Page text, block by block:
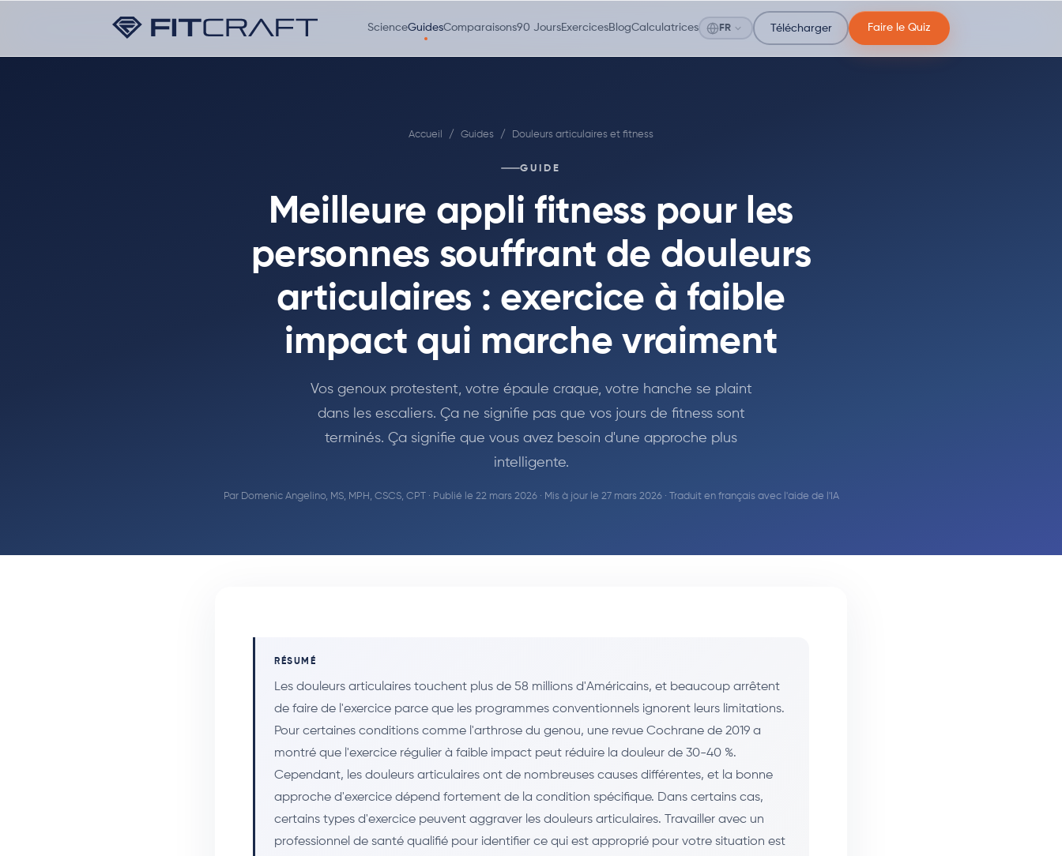
ScienceGuidesComparaisons90 JoursExercicesBlogCalculatrices FR Télécharger Faire le Quiz
Accueil / Guides / Douleurs articulaires et fitness
GUIDE
Meilleure appli fitness pour les
personnes souffrant de douleurs
articulaires : exercice à faible
impact qui marche vraiment
Vos genoux protestent, votre épaule craque, votre hanche se plaint
dans les escaliers. Ça ne signifie pas que vos jours de fitness sont
terminés. Ça signifie que vous avez besoin d'une approche plus
intelligente.
Par Domenic Angelino, MS, MPH, CSCS, CPT· Publié le 22 mars 2026 · Mis à jour le 27 mars 2026 · Traduit en français avec l'aide de l'IA
RÉSUMÉ
Les douleurs articulaires touchent plus de 58 millions d'Américains, et beaucoup arrêtent
de faire de l'exercice parce que les programmes conventionnels ignorent leurs limitations.
Pour certaines conditions comme l'arthrose du genou, une revue Cochrane de 2019 a
montré que l'exercice régulier à faible impact peut réduire la douleur de 30-40 %.
Cependant, les douleurs articulaires ont de nombreuses causes différentes, et la bonne
approche d'exercice dépend fortement de la condition spécifique. Dans certains cas,
certains types d'exercice peuvent aggraver les douleurs articulaires. Travailler avec un
professionnel de santé qualifié pour identifier ce qui est approprié pour votre situation est